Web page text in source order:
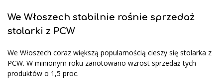
We Włoszech stabilnie rośnie sprzedaż
stolarki z PCW
We Włoszech coraz większą popularnością cieszy się stolarka z
PCW. W minionym roku zanotowano wzrost sprzedaż tych
produktów o 1,5 proc.